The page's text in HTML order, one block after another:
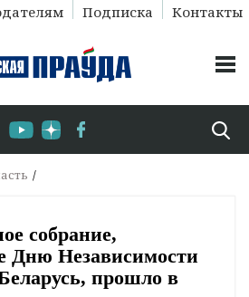
Подписка Контакты
собрание,
Дню Независимости
прошло в